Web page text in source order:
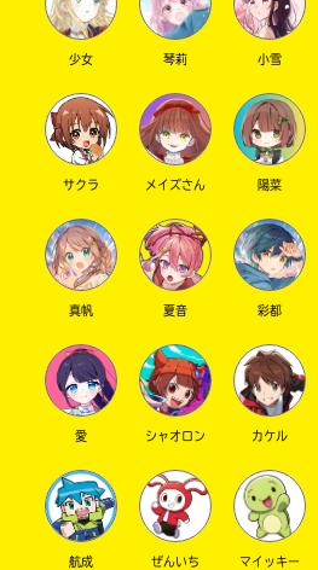
SNSでシェ
少女 琴莉 小雪
サクラ メイズさん 陽菜
真帆 夏音 彩都
愛 シャオロン カケル
航成 ぜんいち マイッキー